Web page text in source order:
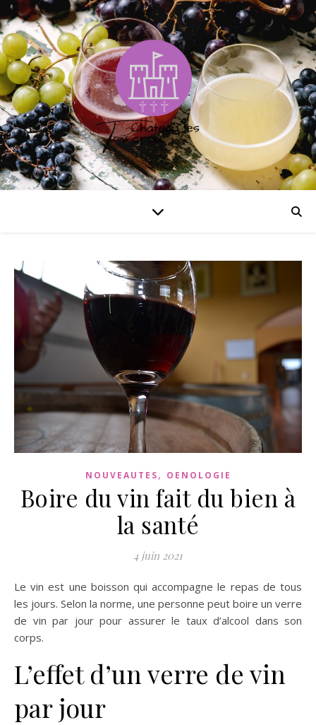
NOUVEAUTES, OENOLOGIE
Boire du vin fait du bien à
la santé
4 juin 2021
Le vin est une boisson qui accompagne le repas de tous
les jours. Selon la norme, une personne peut boire un verre
de vin par jour pour assurer le taux d’alcool dans son
corps.
L’effet d’un verre de vin
par jour